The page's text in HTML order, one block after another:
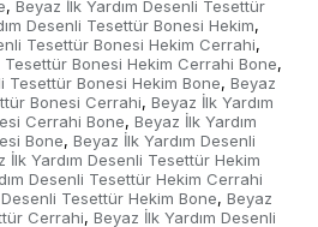
, Beyaz İlk Yardım Desenli Tesettür
Desenli Tesettür Bonesi Hekim,
Tesettür Bonesi Hekim Cerrahi,
Tesettür Bonesi Hekim Cerrahi Bone,
Tesettür Bonesi Hekim Bone, Beyaz
Bonesi Cerrahi, Beyaz İlk Yardım
Cerrahi Bone, Beyaz İlk Yardım
Bone, Beyaz İlk Yardım Desenli
İlk Yardım Desenli Tesettür Hekim
Desenli Tesettür Hekim Cerrahi
Tesettür Hekim Bone, Beyaz
Cerrahi, Beyaz İlk Yardım Desenli